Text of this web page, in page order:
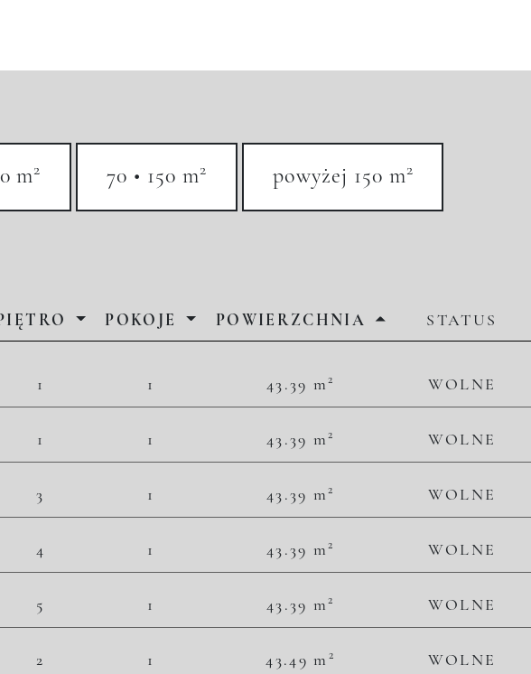
m2 70 • 150 m2 powyżej 150 m2
POKOJE POWIERZCHNIA STATUS
1 1 43.39 m2 WOLNE
49 781,06 zł/m
2 160 000,00 zł
1 1 43.39 m2 WOLNE
49 781,06 zł/m
2 160 000,00 zł
3 1 43.39 m2 WOLNE
52 316,20 zł/m
2 270 000,00 zł
4 1 43.39 m2 WOLNE
53 468,54 zł/m
2 320 000,00 zł
5 1 43.39 m2 WOLNE
54 390,41 zł/m
2 360 000,00 zł
2 1 43.49 m 2 WOLNE
51 736,03 zł/m